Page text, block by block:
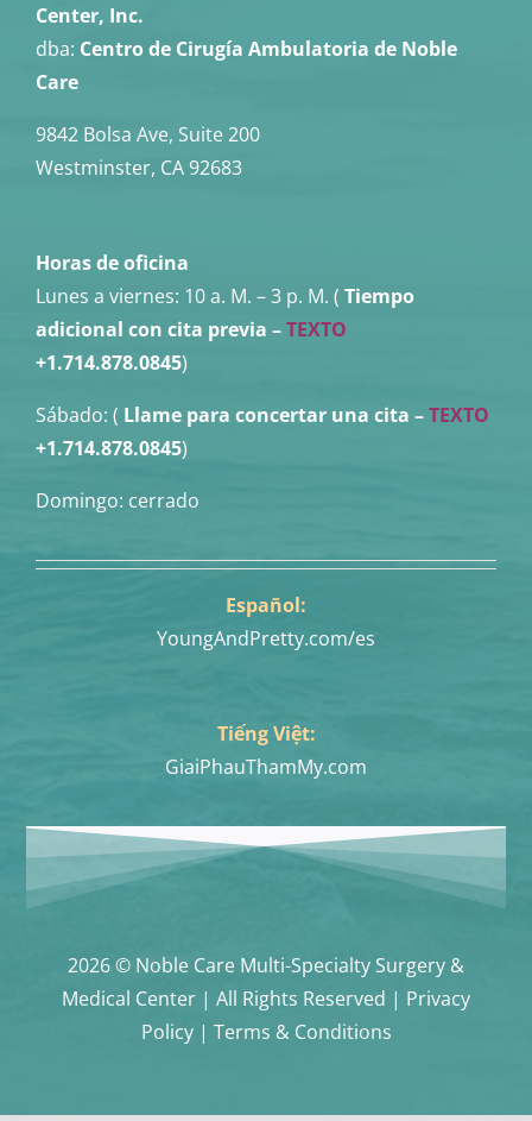
Center, Inc.
dba: Centro de Cirugía Ambulatoria de Noble
Care
9842 Bolsa Ave, Suite 200
Westminster, CA 92683
Horas de oficina
Lunes a viernes: 10 a. M. – 3 p. M. ( Tiempo
adicional con cita previa –TEXTO
+1.714.878.0845)
Sábado: ( Llame para concertar una cita –TEXTO
+1.714.878.0845)
Domingo: cerrado
Español:
YoungAndPretty.com/es
Tiếng Việt:
GiaiPhauThamMy.com
2026 © Noble Care Multi-Specialty Surgery &
Medical Center | All Rights Reserved | Privacy
Policy | Terms & Conditions